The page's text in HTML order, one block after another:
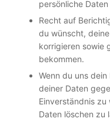
persönliche
Recht auf
du wünscht,
korrigieren sowie
bekommen.
Wenn du uns
deiner Daten
Einverständnis
Daten löschen zu